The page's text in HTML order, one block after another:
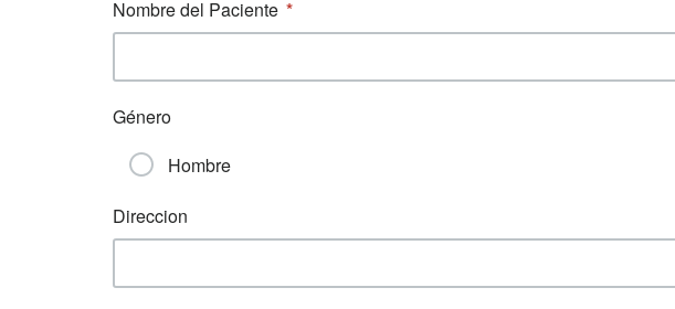
Nombre del Paciente
Género
Hombre
Direccion